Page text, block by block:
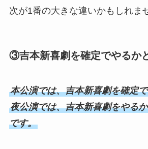
次が1番の大きな違いかもしれま
③吉本新喜劇を確定でやるか
本公演では、吉本新喜劇を確定
夜公演では、吉本新喜劇をやる
です。